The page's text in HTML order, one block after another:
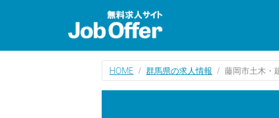
HOME 群馬県の求人情報 藤岡市土木・